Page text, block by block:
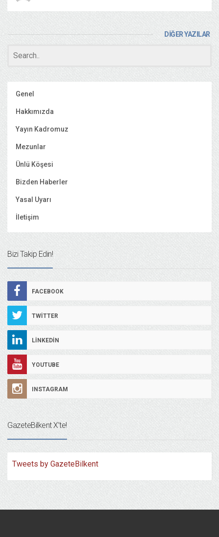
DİĞER YAZILAR
Genel
Hakkımızda
Yayın Kadromuz
Mezunlar
Ünlü Köşesi
Bizden Haberler
Yasal Uyarı
İletişim
Bizi Takip Edin!
FACEBOOK
TWITTER
LINKEDIN
YOUTUBE
INSTAGRAM
GazeteBilkent X’te!
Tweets by GazeteBilkent